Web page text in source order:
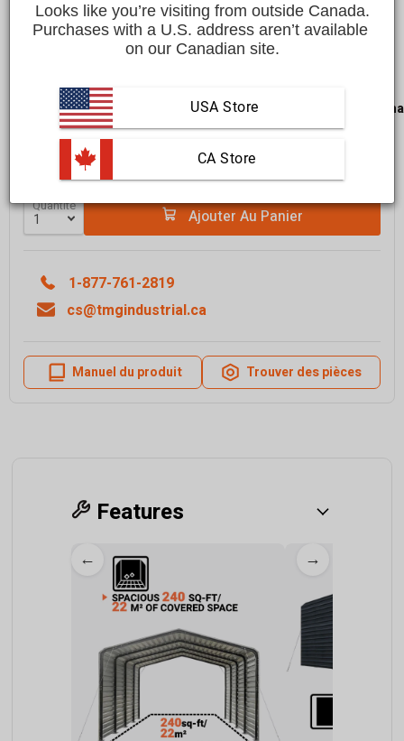
$2,699.00 CAD
Payez en versements échelonnés avecAffirm
LIVRAISON GRATUITE dans la plupart des régions du
Livraison dans un délai de10 à 15 jours ouvrables
En savoir plus
Quantité Ajouter Au Panier
1-877-761-2819
cs@tmgindustrial.ca
Manuel du produit Trouver des pièces
Features
← →
Looks like you’re visiting from outside Canada.
Purchases with a U.S. address aren’t available
on our Canadian site.
USA Store
CA Store